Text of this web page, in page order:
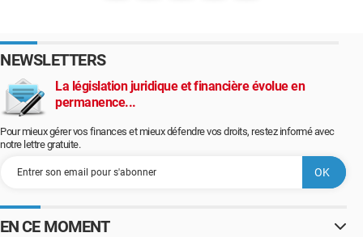
NEWSLETTERS
La législation juridique et financière évolue en
permanence...
Pour mieux gérer vos finances et mieux défendre vos droits, restez informé avec
notre lettre gratuite.
EN CE MOMENT